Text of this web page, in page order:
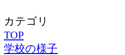
カテゴリ
TOP
学校の様子